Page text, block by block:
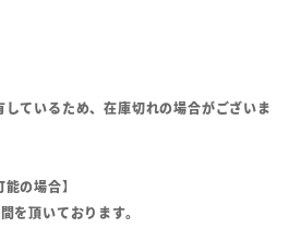
ているため、在庫切れの場合がございま
の場合】
を頂いております。